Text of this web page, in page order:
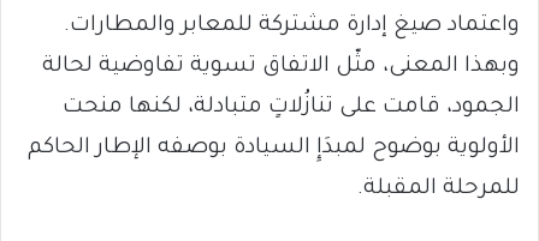
واعتماد صيغ إدارة مشتركة للمعابر والمطارات.
وبهذا المعنى، مثّل الاتفاق تسوية تفاوضية لحالة
الجمود، قامت على تنازُلاتٍ متبادلة، لكنها منحت
الأولوية بوضوح لمبدَإِ السيادة بوصفه الإطار الحاكم
للمرحلة المقبلة.